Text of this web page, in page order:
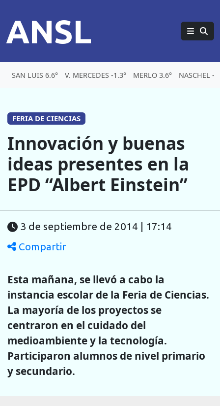
ANSL
SAN LUIS 6.6° V. MERCEDES -1.3° MERLO 3.6° NASCHEL -
FERIA DE CIENCIAS
Innovación y buenas
ideas presentes en la
EPD “Albert Einstein”
3 de septiembre de 2014 | 17:14
Compartir
Esta mañana, se llevó a cabo la
instancia escolar de la Feria de Ciencias.
La mayoría de los proyectos se
centraron en el cuidado del
medioambiente y la tecnología.
Participaron alumnos de nivel primario
y secundario.